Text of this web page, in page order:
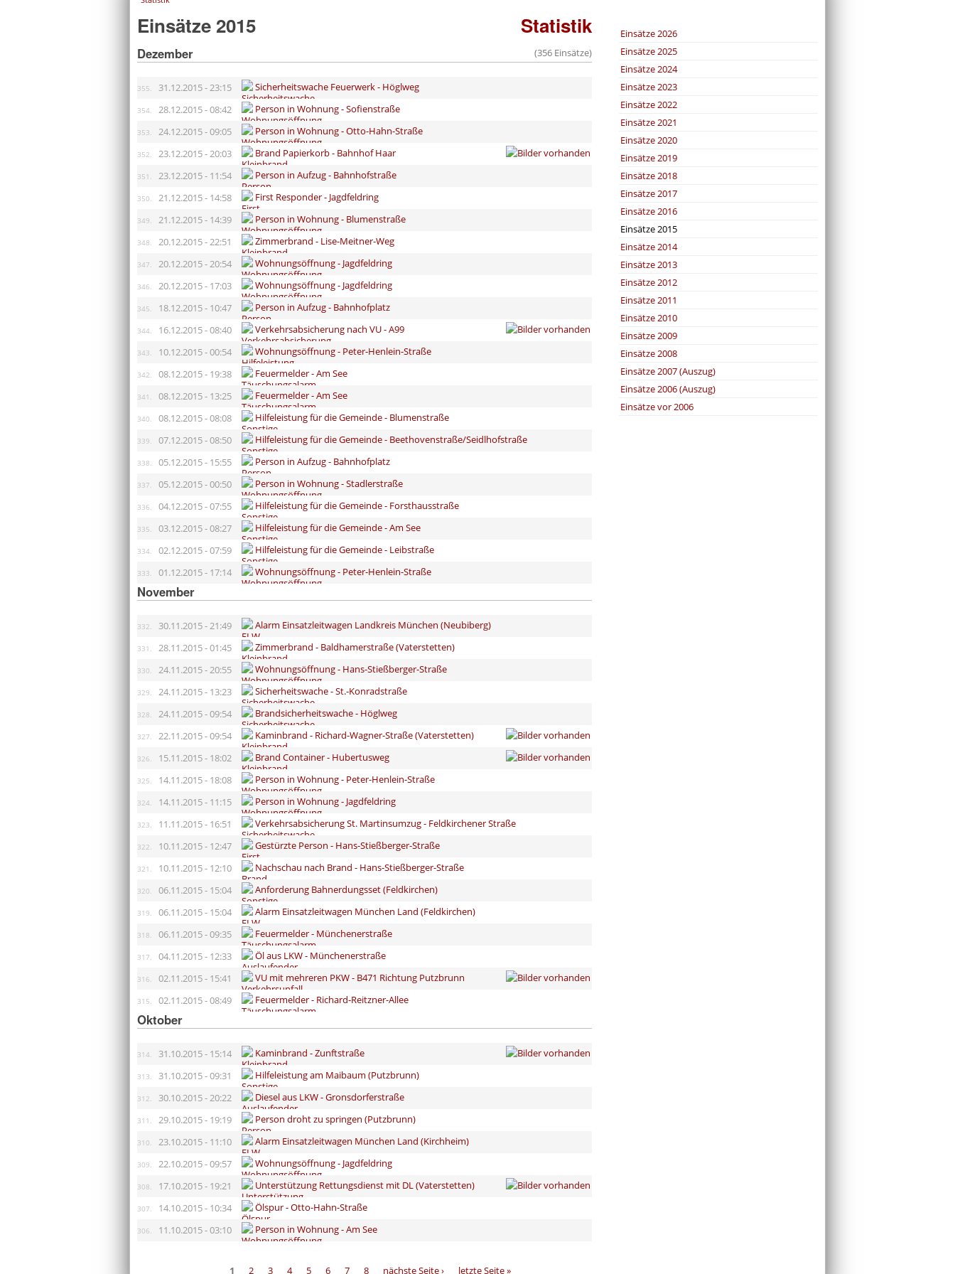
Einsätze 2015 Statistik
(356 Einsätze)
Dezember
355. 31.12.2015 - 23:15 Sicherheitswache Feuerwerk - Höglweg
354. 28.12.2015 - 08:42 Person in Wohnung - Sofienstraße
353. 24.12.2015 - 09:05 Person in Wohnung - Otto-Hahn-Straße
352. 23.12.2015 - 20:03 Brand Papierkorb - Bahnhof Haar
351. 23.12.2015 - 11:54 Person in Aufzug - Bahnhofstraße
350. 21.12.2015 - 14:58 First Responder - Jagdfeldring
349. 21.12.2015 - 14:39 Person in Wohnung - Blumenstraße
348. 20.12.2015 - 22:51 Zimmerbrand - Lise-Meitner-Weg
347. 20.12.2015 - 20:54 Wohnungsöffnung - Jagdfeldring
346. 20.12.2015 - 17:03 Wohnungsöffnung - Jagdfeldring
345. 18.12.2015 - 10:47 Person in Aufzug - Bahnhofplatz
344. 16.12.2015 - 08:40 Verkehrsabsicherung nach VU - A99
343. 10.12.2015 - 00:54 Wohnungsöffnung - Peter-Henlein-Straße
342. 08.12.2015 - 19:38 Feuermelder - Am See
341. 08.12.2015 - 13:25 Feuermelder - Am See
340. 08.12.2015 - 08:08 Hilfeleistung für die Gemeinde - Blumenstraße
339. 07.12.2015 - 08:50 Hilfeleistung für die Gemeinde - Beethovenstraße/Seidlhofstraße
338. 05.12.2015 - 15:55 Person in Aufzug - Bahnhofplatz
337. 05.12.2015 - 00:50 Person in Wohnung - Stadlerstraße
336. 04.12.2015 - 07:55 Hilfeleistung für die Gemeinde - Forsthausstraße
335. 03.12.2015 - 08:27 Hilfeleistung für die Gemeinde - Am See
334. 02.12.2015 - 07:59 Hilfeleistung für die Gemeinde - Leibstraße
333. 01.12.2015 - 17:14 Wohnungsöffnung - Peter-Henlein-Straße
November
332. 30.11.2015 - 21:49 Alarm Einsatzleitwagen Landkreis München (Neubiberg)
331. 28.11.2015 - 01:45 Zimmerbrand - Baldhamerstraße (Vaterstetten)
330. 24.11.2015 - 20:55 Wohnungsöffnung - Hans-Stießberger-Straße
329. 24.11.2015 - 13:23 Sicherheitswache - St.-Konradstraße
328. 24.11.2015 - 09:54 Brandsicherheitswache - Höglweg
327. 22.11.2015 - 09:54 Kaminbrand - Richard-Wagner-Straße (Vaterstetten)
326. 15.11.2015 - 18:02 Brand Container - Hubertusweg
325. 14.11.2015 - 18:08 Person in Wohnung - Peter-Henlein-Straße
324. 14.11.2015 - 11:15 Person in Wohnung - Jagdfeldring
323. 11.11.2015 - 16:51 Verkehrsabsicherung St. Martinsumzug - Feldkirchener Straße
322. 10.11.2015 - 12:47 Gestürzte Person - Hans-Stießberger-Straße
321. 10.11.2015 - 12:10 Nachschau nach Brand - Hans-Stießberger-Straße
320. 06.11.2015 - 15:04 Anforderung Bahnerdungsset (Feldkirchen)
319. 06.11.2015 - 15:04 Alarm Einsatzleitwagen München Land (Feldkirchen)
318. 06.11.2015 - 09:35 Feuermelder - Münchenerstraße
317. 04.11.2015 - 12:33 Öl aus LKW - Münchenerstraße
316. 02.11.2015 - 15:41 VU mit mehreren PKW - B471 Richtung Putzbrunn
315. 02.11.2015 - 08:49 Feuermelder - Richard-Reitzner-Allee
Oktober
314. 31.10.2015 - 15:14 Kaminbrand - Zunftstraße
313. 31.10.2015 - 09:31 Hilfeleistung am Maibaum (Putzbrunn)
312. 30.10.2015 - 20:22 Diesel aus LKW - Gronsdorferstraße
311. 29.10.2015 - 19:19 Person droht zu springen (Putzbrunn)
310. 23.10.2015 - 11:10 Alarm Einsatzleitwagen München Land (Kirchheim)
309. 22.10.2015 - 09:57 Wohnungsöffnung - Jagdfeldring
308. 17.10.2015 - 19:21 Unterstützung Rettungsdienst mit DL (Vaterstetten)
307. 14.10.2015 - 10:34 Ölspur - Otto-Hahn-Straße
306. 11.10.2015 - 03:10 Person in Wohnung - Am See
1 2 3 4 5 6 7 8 nächste Seite › letzte Seite »
Einsätze 2026
Einsätze 2025
Einsätze 2024
Einsätze 2023
Einsätze 2022
Einsätze 2021
Einsätze 2020
Einsätze 2019
Einsätze 2018
Einsätze 2017
Einsätze 2016
Einsätze 2015
Einsätze 2014
Einsätze 2013
Einsätze 2012
Einsätze 2011
Einsätze 2010
Einsätze 2009
Einsätze 2008
Einsätze 2007 (Auszug)
Einsätze 2006 (Auszug)
Einsätze vor 2006